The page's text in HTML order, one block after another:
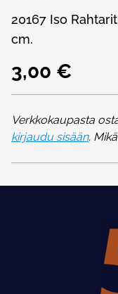
20167 Iso
cm.
3,00 €
Verkkokaupasta
kirjaudu sisään.